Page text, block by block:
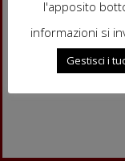
l'apposito
informazioni si
Gestisci i